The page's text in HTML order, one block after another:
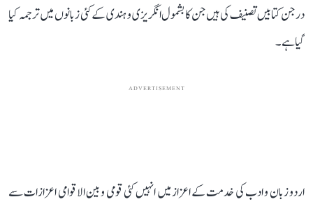
درجن کتابیں تصنیف کی ہیں جن کا بشمول انگریزی و ہندی کے کئی زبانوں میں ترجمہ کیا
گیا ہے۔
ADVERTISEMENT
اردو زبان و ادب کی خدمت کے اعزاز میں انہیں کئی قومی و بین الاقوامی اعزازات سے